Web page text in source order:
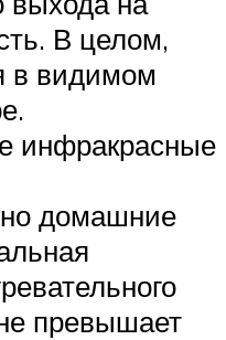
В целом,
в видимом
инфракрасные
домашние
превышает